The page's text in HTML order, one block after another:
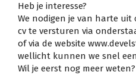
Heb je interesse?
We nodigen je van harte uit
cv te versturen via
of via de website
wellicht kunnen we snel
Wil je eerst nog meer